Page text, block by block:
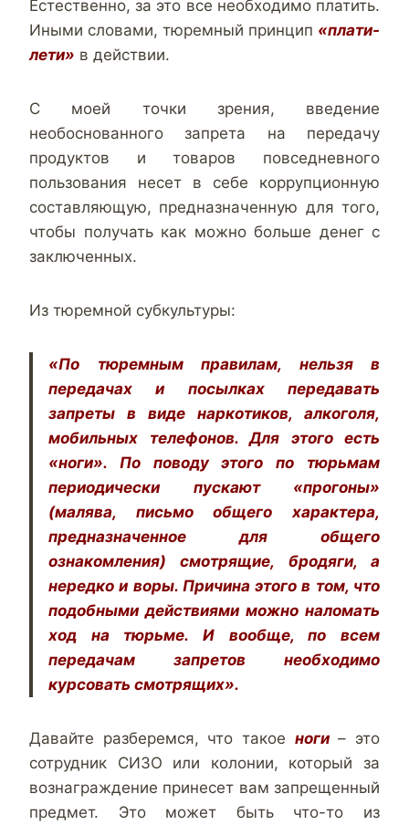
Естественно, за это все необходимо платить.
Иными словами, тюремный принцип «плати-
лети» в действии.
С моей точки зрения, введение
необоснованного запрета на передачу
продуктов и товаров повседневного
пользования несет в себе коррупционную
составляющую, предназначенную для того,
чтобы получать как можно больше денег с
заключенных.
Из тюремной субкультуры:
«По тюремным правилам, нельзя в
передачах и посылках передавать
запреты в виде наркотиков, алкоголя,
мобильных телефонов. Для этого есть
«ноги». По поводу этого по тюрьмам
периодически пускают «прогоны»
(малява, письмо общего характера,
предназначенное для общего
ознакомления) смотрящие, бродяги, а
нередко и воры. Причина этого в том, что
подобными действиями можно наломать
ход на тюрьме. И вообще, по всем
передачам запретов необходимо
курсовать смотрящих».
Давайте разберемся, что такое ноги– это
сотрудник СИЗО или колонии, который за
вознаграждение принесет вам запрещенный
предмет. Это может быть что-то из